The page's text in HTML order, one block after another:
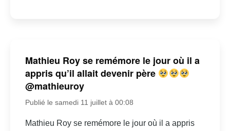
Mathieu Roy se remémore le jour où il a
appris qu’il allait devenir père
@mathieuroy
Publié le samedi 11 juillet à 00:08
Mathieu Roy se remémore le jour où il a appris